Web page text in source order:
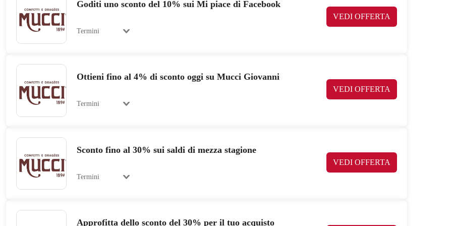
Goditi uno sconto del 10% sui Mi piace di Facebook
VEDI OFFERTA
Termini
Ottieni fino al 4% di sconto oggi su Mucci Giovanni
VEDI OFFERTA
Termini
Sconto fino al 30% sui saldi di mezza stagione
VEDI OFFERTA
Termini
Approfitta dello sconto del 30% per il tuo acquisto